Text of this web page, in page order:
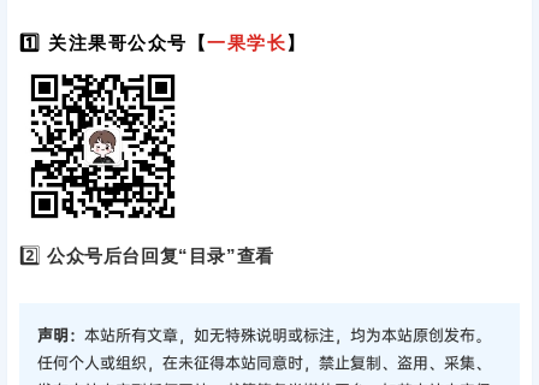
1️⃣ 关注果哥公众号【一果学长】
2️⃣公众号后台回复“目录”查看
声明： 本站所有文章，如无特殊说明或标注，均为本站原创发布。
任何个人或组织，在未征得本站同意时，禁止复制、盗用、采集、